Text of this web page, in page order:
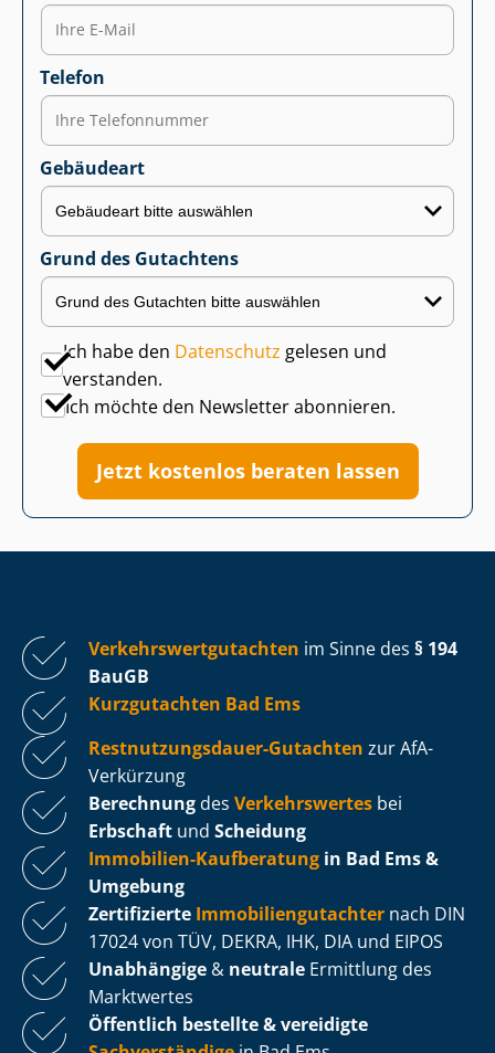
Telefon
Gebäudeart
Grund des Gutachtens
Ich habe den Datenschutz gelesen und
verstanden.
Ich möchte den Newsletter abonnieren.
Jetzt kostenlos beraten lassen
Ver­kehrs­wert­gut­ach­ten im Sinne des § 194
BauGB
Kurzgutachten Bad Ems
Rest­nut­zungs­dau­er-Gutachten zur AfA-
Verkürzung
Berechnung des Verkehrswertes bei
Erbschaft und Scheidung
Immobilien-Kaufberatung in Bad Ems &
Umgebung
Zertifizierte Im­mo­bi­li­en­gut­ach­ter nach DIN
17024 von TÜV, DEKRA, IHK, DIA und EIPOS
Unabhängige & neutrale Ermittlung des
Marktwertes
Öffentlich bestellte & vereidigte